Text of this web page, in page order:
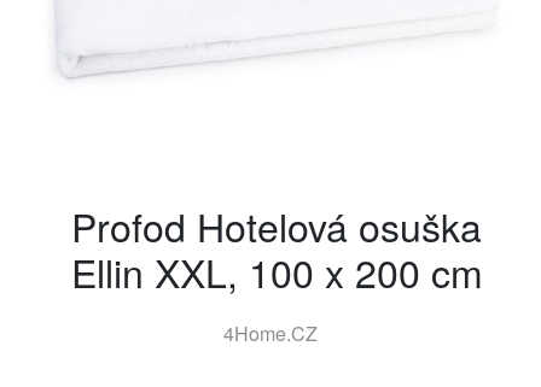
Profod Hotelová osuška
Ellin XXL, 100 x 200 cm
4Home.CZ